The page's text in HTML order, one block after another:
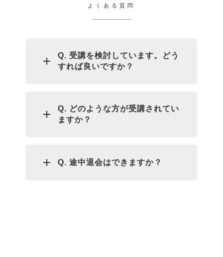
よくある質問
Q. 受講を検討しています。どう
すれば良いですか？
Q. どのような方が受講されてい
ますか？
Q. 途中退会はできますか？